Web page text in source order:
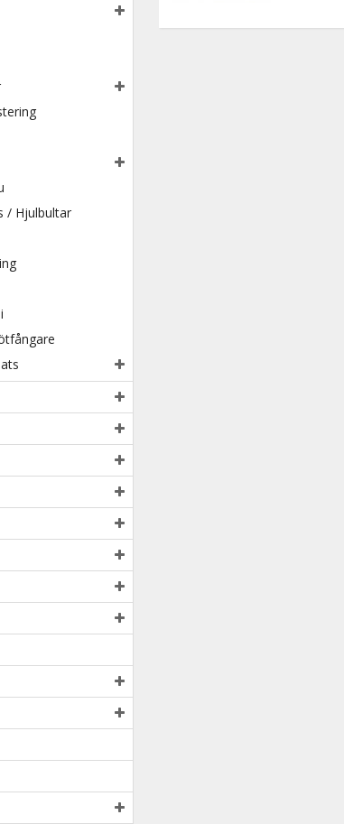
/ Hjulbultar